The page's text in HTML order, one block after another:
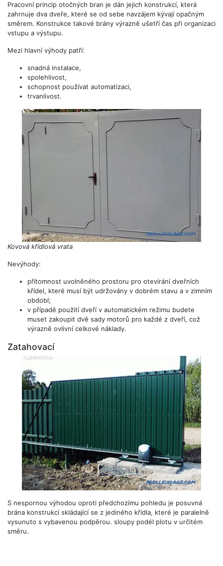
Pracovní princip otočných bran je dán jejich konstrukcí, která
zahrnuje dva dveře, které se od sebe navzájem kývají opačným
směrem. Konstrukce takové brány výrazně ušetří čas při organizaci
vstupu a výstupu.
Mezi hlavní výhody patří:
snadná instalace,
spolehlivost,
schopnost používat automatizaci,
trvanlivost.
Kovová křídlová vrata
Nevýhody:
přítomnost uvolněného prostoru pro otevírání dveřních
křídel, které musí být udržovány v dobrém stavu a v zimním
období;
v případě použití dveří v automatickém režimu budete
muset zakoupit dvě sady motorů pro každé z dveří, což
výrazně ovlivní celkové náklady.
Zatahovací
S nespornou výhodou oproti předchozímu pohledu je posuvná
brána konstrukcí skládající se z jediného křídla, které je paralelně
vysunuto s vybavenou podpěrou. sloupy podél plotu v určitém
směru.